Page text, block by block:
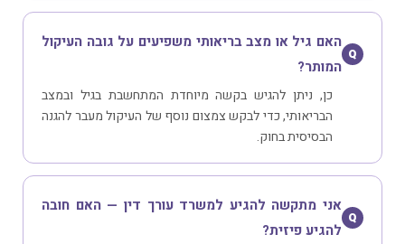
Q
האם גיל או מצב בריאותי משפיעים על גובה העיקול
המותר?
כן, ניתן להגיש בקשה מיוחדת המתחשבת בגיל ובמצב
הבריאותי, כדי לבקש צמצום נוסף של העיקול מעבר להגנה
הבסיסית בחוק.
Q
אני מתקשה להגיע למשרד עורך דין — האם חובה
להגיע פיזית?